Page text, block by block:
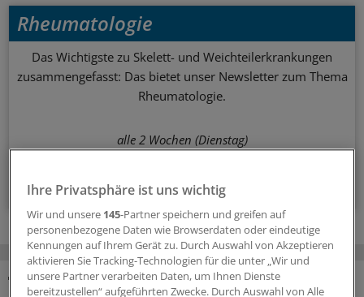
Rheumatologie
Das Wichtigste zu Skelett- und Weichteilerkrankungen
zusammengefasst: Das bietet unser Newsletter zum Thema
Rheumatologie.
alle 2 Wochen (Dienstag)
Zum Abonnieren bitte anmelden
Ihre Privatsphäre ist uns wichtig
Wir und unsere 145-Partner speichern und greifen auf
personenbezogene Daten wie Browserdaten oder eindeutige
Kennungen auf Ihrem Gerät zu. Durch Auswahl von Akzeptieren
aktivieren Sie Tracking-Technologien für die unter „Wir und
unsere Partner verarbeiten Daten, um Ihnen Dienste
bereitzustellen“ aufgeführten Zwecke. Durch Auswahl von Alle